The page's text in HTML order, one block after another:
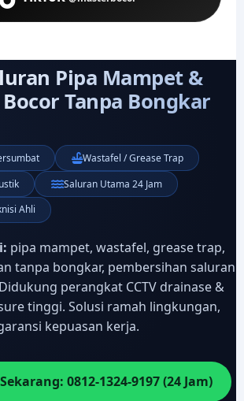
Pipa Mampet &
Tanpa Bongkar
Wastafel / Grease Trap
Saluran Utama 24 Jam
Ahli
pipa mampet, wastafel, grease trap,
tanpa bongkar, pembersihan saluran
perangkat CCTV drainase &
tinggi. Solusi ramah lingkungan,
kepuasan kerja.
0812-1324-9197 (24 Jam)